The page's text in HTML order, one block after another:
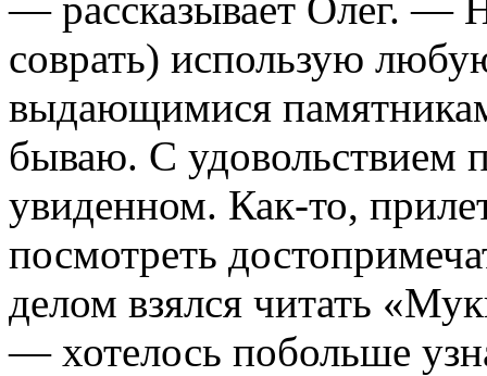
соврать) использую
выдающимися
бываю. С удовольствием
увиденном. Как-то,
посмотреть
делом взялся читать
— хотелось побольше